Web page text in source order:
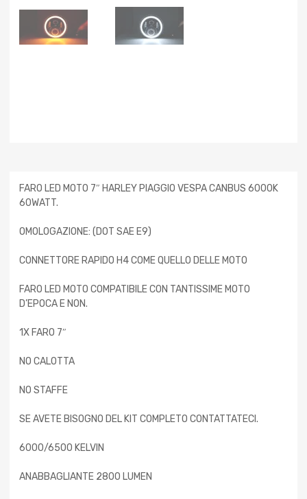
FARO LED MOTO 7″ HARLEY PIAGGIO VESPA CANBUS 6000K
60WATT.
OMOLOGAZIONE: (DOT SAE E9)
CONNETTORE RAPIDO H4 COME QUELLO DELLE MOTO
FARO LED MOTO COMPATIBILE CON TANTISSIME MOTO
D’EPOCA E NON.
1X FARO 7″
NO CALOTTA
NO STAFFE
SE AVETE BISOGNO DEL KIT COMPLETO CONTATTATECI.
6000/6500 KELVIN
ANABBAGLIANTE 2800 LUMEN